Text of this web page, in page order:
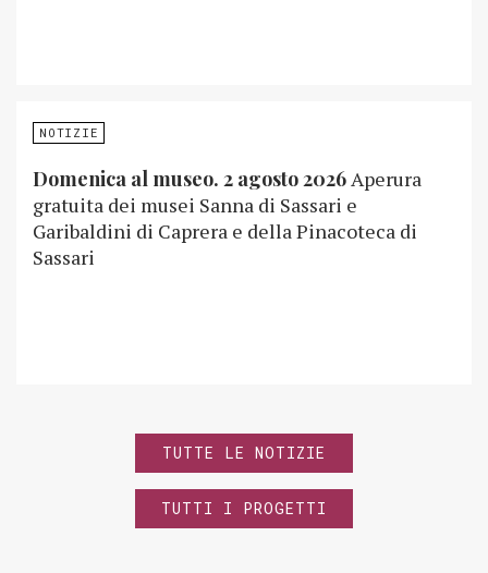
NOTIZIE
Domenica al museo. 2 agosto 2026Aperura
gratuita dei musei Sanna di Sassari e
Garibaldini di Caprera e della Pinacoteca di
Sassari
TUTTE LE NOTIZIE
TUTTI I PROGETTI